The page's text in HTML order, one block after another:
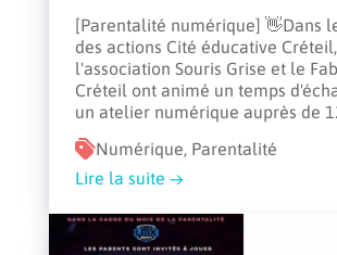
[Parentalité numérique] 👋Dans
des actions Cité éducative Créteil,
l'association Souris Grise et le
Créteil ont animé un temps
un atelier numérique auprès de
Numérique, Parentalité
Lire la suite